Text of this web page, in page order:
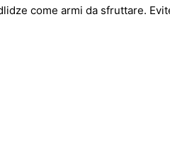
come armi da sfruttare.